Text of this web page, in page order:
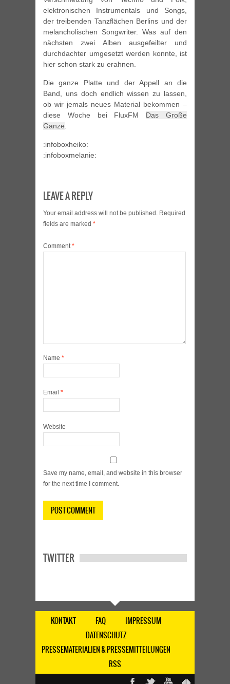
elektronischen Instrumentals und Songs,
der treibenden Tanzflächen Berlins und der
melancholischen Songwriter. Was auf den
nächsten zwei Alben ausgefeilter und
durchdachter umgesetzt werden konnte, ist
hier schon stark zu erahnen.
Die ganze Platte und der Appell an die
Band, uns doch endlich wissen zu lassen,
ob wir jemals neues Material bekommen –
diese Woche bei FluxFM Das Große
Ganze
:infoboxheiko:
:infoboxmelanie:
LEAVE A REPLY
Your email address will not be published. Required
fields are marked *
Comment*
Name *
Email *
Website
Save my name, email, and website in this browser
for the next time I comment.
TWITTER
KONTAKT FAQ
IMPRESSUM
DATENSCHUTZ
PRESSEMATERIALIEN & PRESSEMITTEILUNGEN
RSS